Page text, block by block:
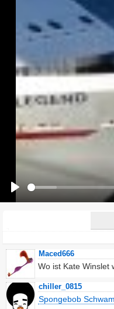
Name:
Kommentar:
Alle HTML-Tags außer <br>, <strike>
URLs werden automatisch
Ich möchte eine E-Mail,
Ich möchte eine E-Mail,
Maced666
Wo ist Kate Winslet
chiller_0815
Spongebob